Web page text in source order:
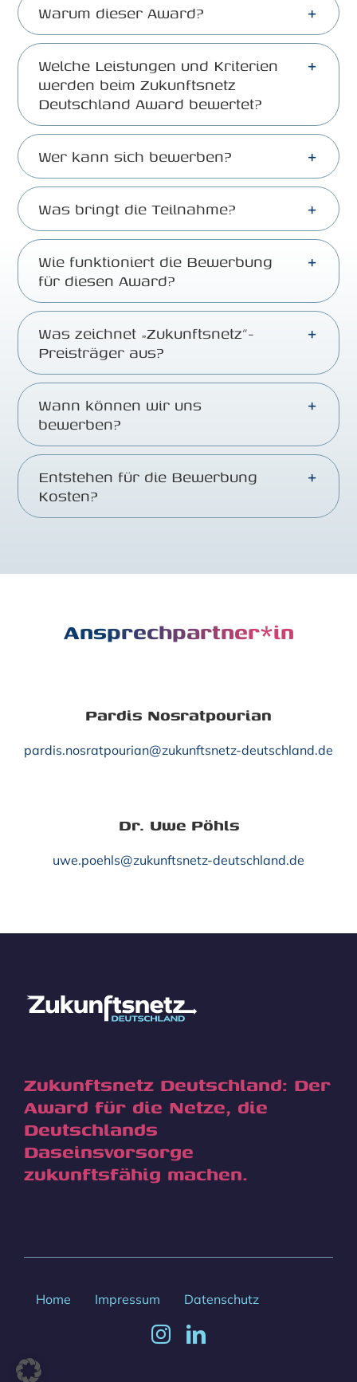
Warum dieser Award?
Welche Leistungen und Kriterien
werden beim Zukunftsnetz
Deutschland Award bewertet?
Wer kann sich bewerben?
Was bringt die Teilnahme?
Wie funktioniert die Bewerbung
für diesen Award?
Was zeichnet „Zukunftsnetz“-
Preisträger aus?
Wann können wir uns
bewerben?
Entstehen für die Bewerbung
Kosten?
Ansprechpartner*in
Pardis Nosratpourian
pardis.nosratpourian@zukunftsnetz-deutschland.de
Dr. Uwe Pöhls
uwe.poehls@zukunftsnetz-deutschland.de
Zukunftsnetz Deutschland: Der
Award für die Netze, die
Deutschlands
Daseinsvorsorge
zukunftsfähig machen.
Home Impressum Datenschutz